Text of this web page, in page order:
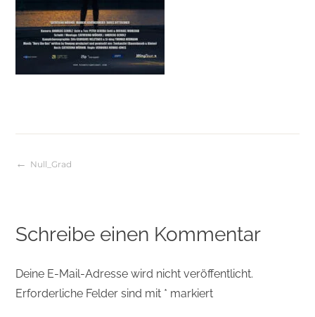
Beitragsnavigation
Null_Grad
Schreibe einen Kommentar
Deine E-Mail-Adresse wird nicht veröffentlicht.
Erforderliche Felder sind mit * markiert